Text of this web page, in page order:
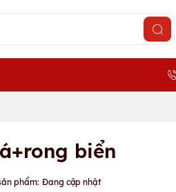
biển
phẩm: Đang cập nhật